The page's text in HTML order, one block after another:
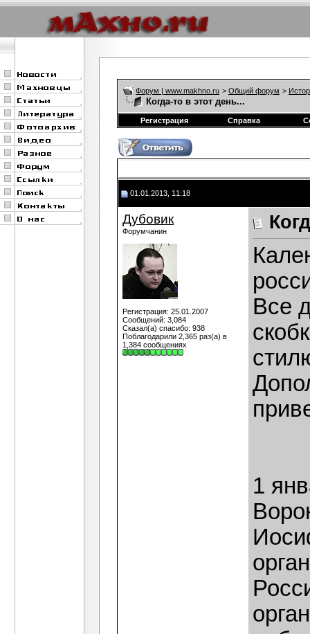
Форум | www.makhno.ru > Общий форум >
Когда-то в этот день...
Регистрация Справка
01.01.2013, 11:18
Дубовик
Форумчанин
Регистрация: 25.01.2007
Сообщений: 3,084
Сказал(а) спасибо: 938
Поблагодарили 2,365 раз(а) в
1,384 сообщениях
Все
1